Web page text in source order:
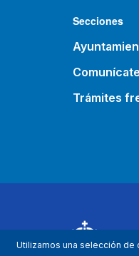
Secciones
Trámites
Utilizamos una selección